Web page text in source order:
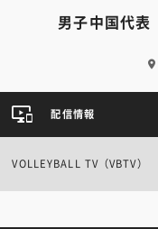
男子中国代表
配信情報
VOLLEYBALL TV（VBTV）